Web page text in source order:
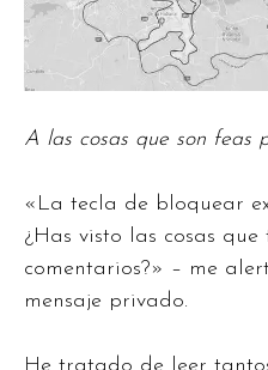
A las cosas que son feas
«La tecla de bloquear
¿Has visto las cosas que
comentarios?» – me
mensaje privado.